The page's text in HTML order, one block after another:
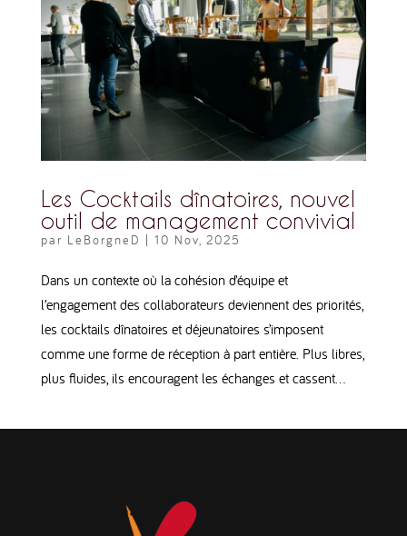
Les Cocktails dînatoires, nouvel
outil de management convivial
par LeBorgneD | 10 Nov, 2025
Dans un contexte où la cohésion d’équipe et
l’engagement des collaborateurs deviennent des priorités,
les cocktails dînatoires et déjeunatoires s’imposent
comme une forme de réception à part entière. Plus libres,
plus fluides, ils encouragent les échanges et cassent...